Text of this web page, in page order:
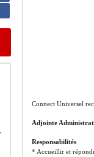
Connect Universel
Adjointe
Responsabilités
* Accueillir et